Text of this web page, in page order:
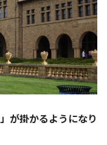
」が掛かるようになり